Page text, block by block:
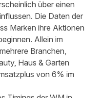
über einen
Die Daten der
Marken ihre Aktionen
Allein im
Branchen,
Haus & Garten
von 6% im